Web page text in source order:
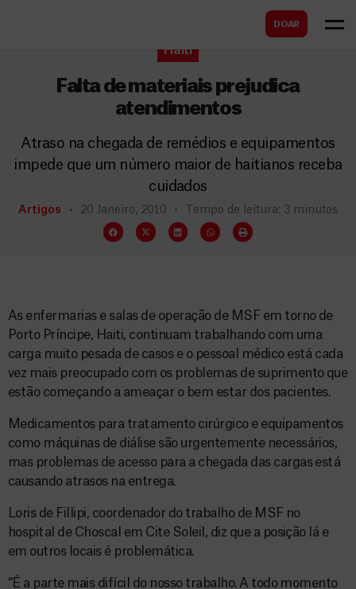
DOAR
r
Haiti
Falta de materiais prejudica
atendimentos
Atraso na chegada de remédios e equipamentos
impede que um número maior de haitianos receba
cuidados
Artigos 20 Janeiro, 2010 Tempo de leitura: 3 minutos
As enfermarias e salas de operação de MSF em torno de
Porto Príncipe, Haiti, continuam trabalhando com uma
carga muito pesada de casos e o pessoal médico está cada
vez mais preocupado com os problemas de suprimento que
estão começando a ameaçar o bem estar dos pacientes.
Medicamentos para tratamento cirúrgico e equipamentos
como máquinas de diálise são urgentemente necessários,
mas problemas de acesso para a chegada das cargas está
causando atrasos na entrega.
Loris de Fillipi, coordenador do trabalho de MSF no
hospital de Choscal em Cite Soleil, diz que a posição lá e
em outros locais é problemática.
“É a parte mais difícil do nosso trabalho. A todo momento
s
c
a